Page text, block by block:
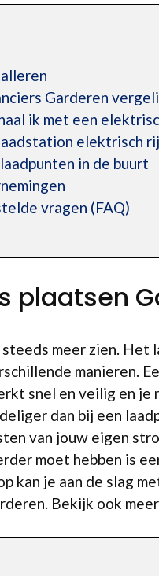
Garderen
ik met een
elektrisch
in de buurt
vragen (FAQ)
plaatsen
meer zien. Het
manieren.
snel en veilig en
dan bij een
van jouw eigen
moet hebben is
kan je aan de slag
Bekijk ook